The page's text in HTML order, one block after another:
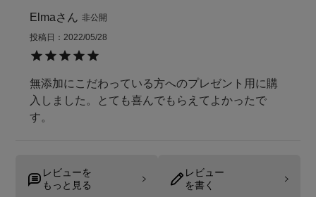
Elma
非公開
投稿日
2022/05/28
無添加にこだわっている方へのプレゼント用に購
入しました。とても喜んでもらえてよかったで
す。
レビューを
もっと見る
レビュー
を書く